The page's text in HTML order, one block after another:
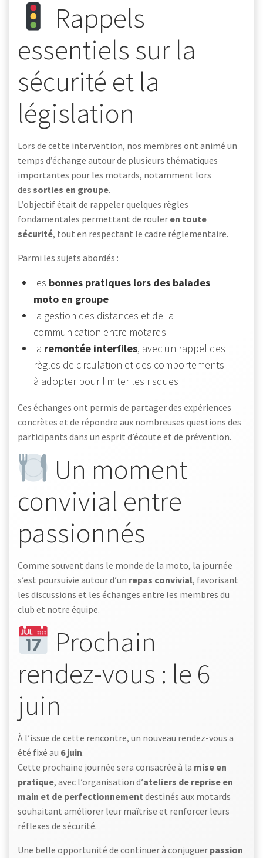
Rappels
essentiels sur la
sécurité et la
législation
Lors de cette intervention, nos membres ont animé un
temps d’échange autour de plusieurs thématiques
importantes pour les motards, notamment lors
des sorties en groupe.
L’objectif était de rappeler quelques règles
fondamentales permettant de rouler en toute
sécurité, tout en respectant le cadre réglementaire.
Parmi les sujets abordés :
les bonnes pratiques lors des balades
moto en groupe
la gestion des distances et de la
communication entre motards
la remontée interfiles, avec un rappel des
règles de circulation et des comportements
à adopter pour limiter les risques
Ces échanges ont permis de partager des expériences
concrètes et de répondre aux nombreuses questions des
participants dans un esprit d’écoute et de prévention.
Un moment
convivial entre
passionnés
Comme souvent dans le monde de la moto, la journée
s’est poursuivie autour d’un repas convivial, favorisant
les discussions et les échanges entre les membres du
club et notre équipe.
Prochain
rendez-vous : le 6
juin
À l’issue de cette rencontre, un nouveau rendez-vous a
été fixé au 6 juin.
Cette prochaine journée sera consacrée à la mise en
pratique, avec l’organisation d’ateliers de reprise en
main et de perfectionnement destinés aux motards
souhaitant améliorer leur maîtrise et renforcer leurs
réflexes de sécurité.
Une belle opportunité de continuer à conjuguer passion